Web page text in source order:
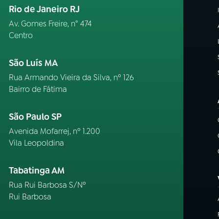
Rio de Janeiro RJ
Av. Gomes Freire, n° 474
Centro
São Luís MA
Rua Armando Vieira da Silva, nº 126
Bairro de Fátima
São Paulo SP
Avenida Mofarrej, nº 1.200
Vila Leopoldina
Tabatinga AM
Rua Rui Barbosa S/Nº
Rui Barbosa